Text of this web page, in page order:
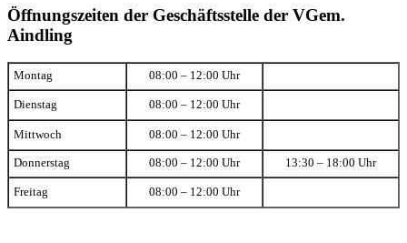
Öffnungszeiten der Geschäftsstelle der VGem.
Aindling
Montag 08:00 – 12:00 Uhr
Dienstag 08:00 – 12:00 Uhr
Mittwoch 08:00 – 12:00 Uhr
Donnerstag 08:00 – 12:00 Uhr 13:30 – 18:00 Uhr
Freitag 08:00 – 12:00 Uhr